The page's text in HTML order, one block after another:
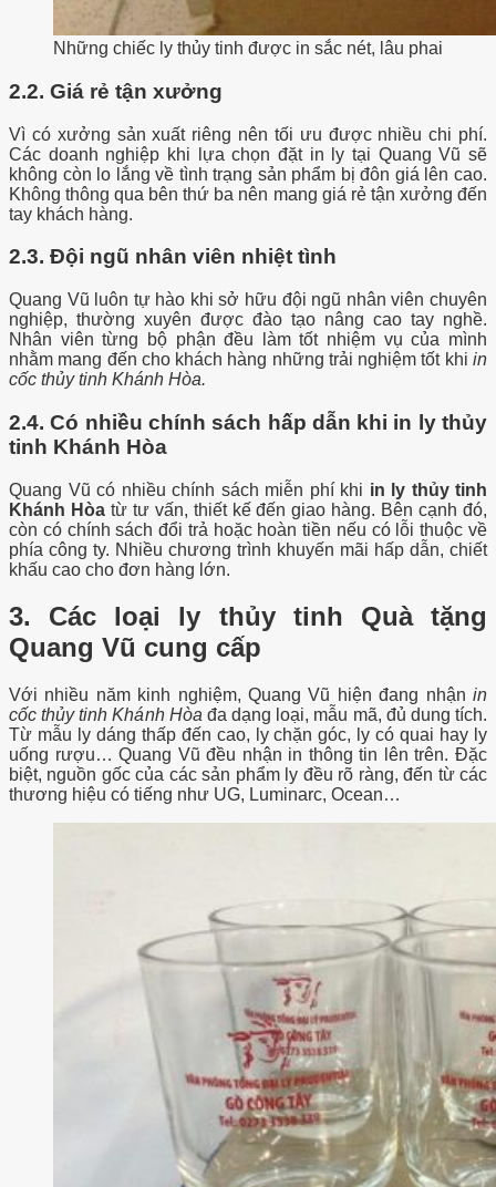
Những chiếc ly thủy tinh được in sắc nét, lâu phai
2.2. Giá rẻ tận xưởng
Vì có xưởng sản xuất riêng nên tối ưu được nhiều chi phí.
Các doanh nghiệp khi lựa chọn đặt in ly tại Quang Vũ sẽ
không còn lo lắng về tình trạng sản phẩm bị đôn giá lên cao.
Không thông qua bên thứ ba nên mang giá rẻ tận xưởng đến
tay khách hàng.
2.3. Đội ngũ nhân viên nhiệt tình
Quang Vũ luôn tự hào khi sở hữu đội ngũ nhân viên chuyên
nghiệp, thường xuyên được đào tạo nâng cao tay nghề.
Nhân viên từng bộ phận đều làm tốt nhiệm vụ của mình
nhằm mang đến cho khách hàng những trải nghiệm tốt khi in
cốc thủy tinh Khánh Hòa.
2.4. Có nhiều chính sách hấp dẫn khi in ly thủy
tinh Khánh Hòa
Quang Vũ có nhiều chính sách miễn phí khi in ly thủy tinh
Khánh Hòatừ tư vấn, thiết kế đến giao hàng. Bên cạnh đó,
còn có chính sách đổi trả hoặc hoàn tiền nếu có lỗi thuộc về
phía công ty. Nhiều chương trình khuyến mãi hấp dẫn, chiết
khấu cao cho đơn hàng lớn.
3. Các loại ly thủy tinh Quà tặng
Quang Vũ cung cấp
Với nhiều năm kinh nghiệm, Quang Vũ hiện đang nhận in
cốc thủy tinh Khánh Hòa đa dạng loại, mẫu mã, đủ dung tích.
Từ mẫu ly dáng thấp đến cao, ly chặn góc, ly có quai hay ly
uống rượu… Quang Vũ đều nhận in thông tin lên trên. Đặc
biệt, nguồn gốc của các sản phẩm ly đều rõ ràng, đến từ các
thương hiệu có tiếng như UG, Luminarc, Ocean…